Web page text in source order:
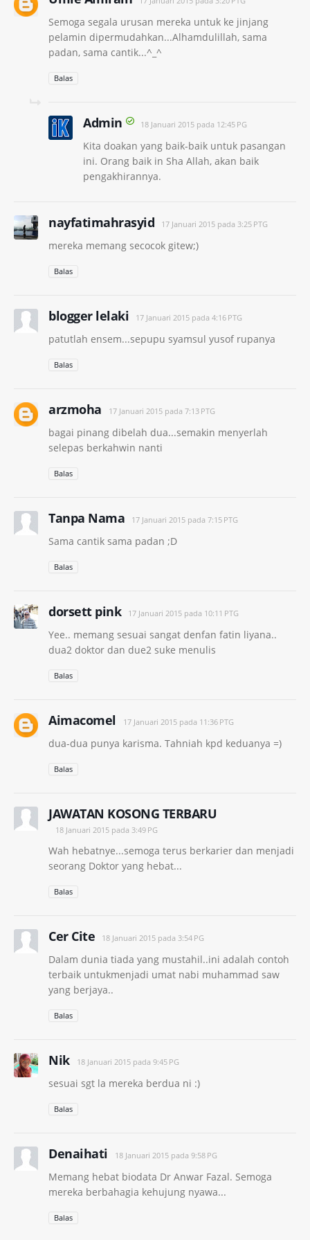
Semoga segala urusan mereka untuk ke jinjang
pelamin dipermudahkan...Alhamdulillah, sama
padan, sama cantik...^_^
Balas
Admin 18 Januari 2015 pada 12:45 PG
Kita doakan yang baik-baik untuk pasangan
ini. Orang baik in Sha Allah, akan baik
pengakhirannya.
nayfatimahrasyid 17 Januari 2015 pada 3:25 PTG
mereka memang secocok gitew;)
Balas
blogger lelaki 17 Januari 2015 pada 4:16 PTG
patutlah ensem...sepupu syamsul yusof rupanya
Balas
arzmoha 17 Januari 2015 pada 7:13 PTG
bagai pinang dibelah dua...semakin menyerlah
selepas berkahwin nanti
Balas
Tanpa Nama 17 Januari 2015 pada 7:15 PTG
Sama cantik sama padan ;D
Balas
dorsett pink 17 Januari 2015 pada 10:11 PTG
Yee.. memang sesuai sangat denfan fatin liyana..
dua2 doktor dan due2 suke menulis
Balas
Aimacomel 17 Januari 2015 pada 11:36 PTG
dua-dua punya karisma. Tahniah kpd keduanya =)
Balas
JAWATAN KOSONG TERBARU
18 Januari 2015 pada 3:49 PG
Wah hebatnye...semoga terus berkarier dan menjadi
seorang Doktor yang hebat...
Balas
Cer Cite 18 Januari 2015 pada 3:54 PG
Dalam dunia tiada yang mustahil..ini adalah contoh
terbaik untukmenjadi umat nabi muhammad saw
yang berjaya..
Balas
Nik 18 Januari 2015 pada 9:45 PG
sesuai sgt la mereka berdua ni :)
Balas
Denaihati 18 Januari 2015 pada 9:58 PG
Memang hebat biodata Dr Anwar Fazal. Semoga
mereka berbahagia kehujung nyawa...
Balas